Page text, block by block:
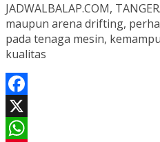
JADWALBALAP.COM,
maupun arena drifting,
pada tenaga mesin,
kualitas
Facebook
X